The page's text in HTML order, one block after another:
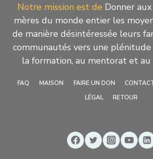
Notre mission est de Donner
mères du monde entier les
de manière désintéressée leurs
communautés vers une plénitude
la formation, au mentorat et au
FAQ MAISON FAIRE UN DON
LÉGAL
RETOUR